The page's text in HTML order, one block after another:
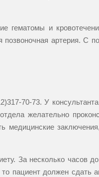
гематомы и
позвоночная артерия. С
70-73. У
желательно
медицинские
За несколько часов
пациент должен сдать